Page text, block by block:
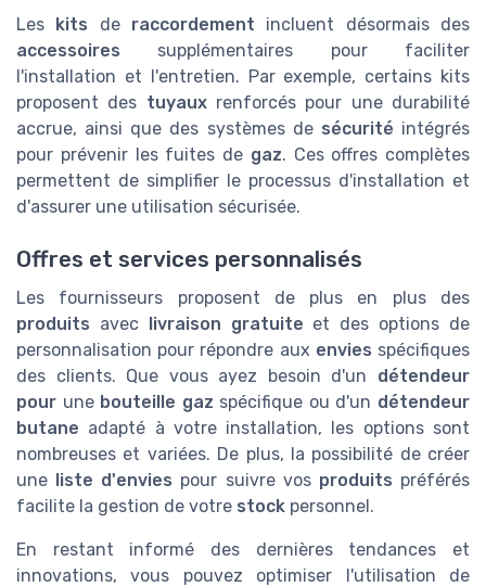
Les kits de raccordement incluent désormais des
accessoires supplémentaires pour faciliter
l'installation et l'entretien. Par exemple, certains kits
proposent des tuyauxrenforcés pour une durabilité
accrue, ainsi que des systèmes de sécurité intégrés
pour prévenir les fuites de gaz. Ces offres complètes
permettent de simplifier le processus d'installation et
d'assurer une utilisation sécurisée.
Offres et services personnalisés
Les fournisseurs proposent de plus en plus des
produits avec livraison gratuite et des options de
personnalisation pour répondre aux envies spécifiques
des clients. Que vous ayez besoin d'un détendeur
pour une bouteille gaz spécifique ou d'un détendeur
butane adapté à votre installation, les options sont
nombreuses et variées. De plus, la possibilité de créer
une liste d'envies pour suivre vos produits préférés
facilite la gestion de votre stock personnel.
En restant informé des dernières tendances et
innovations, vous pouvez optimiser l'utilisation de